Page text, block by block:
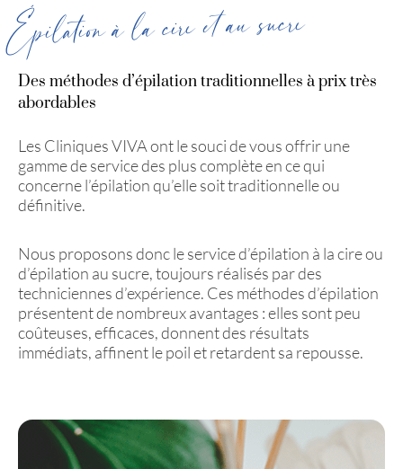
Épilation à la cire et au sucre
Des méthodes d’épilation traditionnelles à prix très
abordables
Les Cliniques VIVA ont le souci de vous offrir une
gamme de service des plus complète en ce qui
concerne l’épilation qu’elle soit traditionnelle ou
définitive.
Nous proposons donc le service d’épilation à la cire ou
d’épilation au sucre, toujours réalisés par des
techniciennes d’expérience. Ces méthodes d’épilation
présentent de nombreux avantages : elles sont peu
coûteuses, efficaces, donnent des résultats
immédiats, affinent le poil et retardent sa repousse.